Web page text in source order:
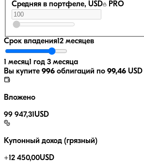
Средняя в портфеле, USD PRO
Срок владения12 месяцев
1 месяц1 год 3 месяца
Вы купите 996 облигаций по 99,46 USD
Вложено
99 947,31 USD
Купонный доход (грязный)
+12 450,00USD